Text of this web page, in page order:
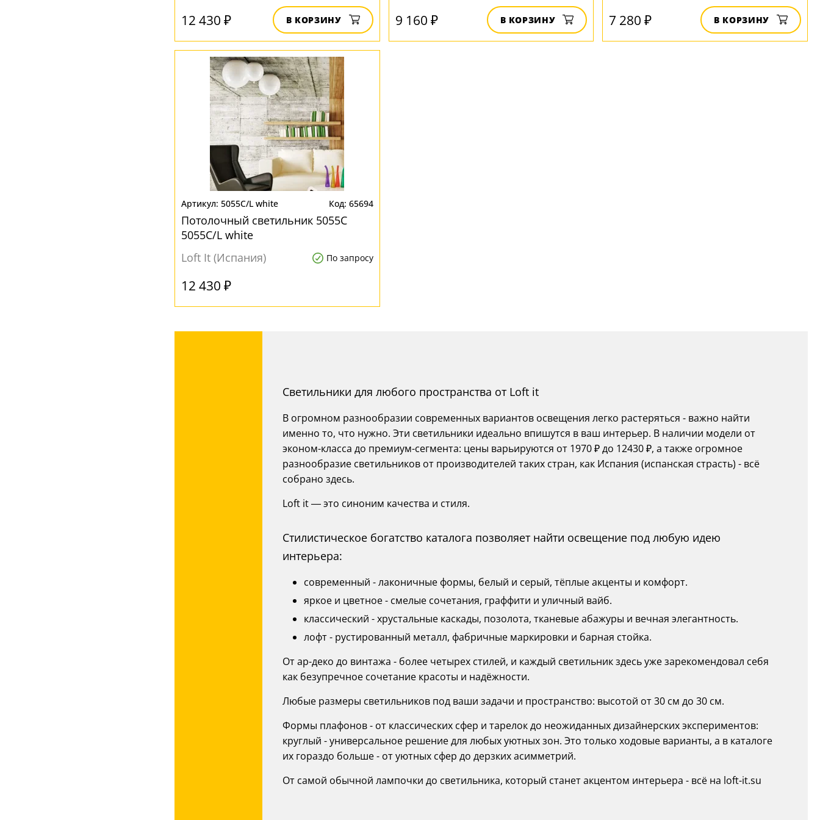
- бесплатно по России
12 430 ₽ В КОРЗИНУ 9 160 ₽ В КОРЗИНУ 7 280 ₽ В КОРЗИНУ
5055C/L white 65694
Потолочный светильник 5055C
5055C/L white
Loft It (Испания)
По запросу
12 430 ₽
Светильники для любого пространства от Loft it
В огромном разнообразии современных вариантов освещения легко растеряться - важно найти
именно то, что нужно. Эти светильники идеально впишутся в ваш интерьер. В наличии модели от
эконом-класса до премиум-сегмента: цены варьируются от 1970 ₽ до 12430 ₽, а также огромное
разнообразие светильников от производителей таких стран, как Испания (испанская страсть) - всё
собрано здесь.
Loft it — это синоним качества и стиля.
Стилистическое богатство каталога позволяет найти освещение под любую идею
интерьера:
современный - лаконичные формы, белый и серый, тёплые акценты и комфорт.
яркое и цветное - смелые сочетания, граффити и уличный вайб.
классический - хрустальные каскады, позолота, тканевые абажуры и вечная элегантность.
лофт - рустированный металл, фабричные маркировки и барная стойка.
От ар-деко до винтажа - более четырех стилей, и каждый светильник здесь уже зарекомендовал себя
как безупречное сочетание красоты и надёжности.
Любые размеры светильников под ваши задачи и пространство: высотой от 30 см до 30 см.
Формы плафонов - от классических сфер и тарелок до неожиданных дизайнерских экспериментов:
круглый - универсальное решение для любых уютных зон. Это только ходовые варианты, а в каталоге
их гораздо больше - от уютных сфер до дерзких асимметрий.
От самой обычной лампочки до светильника, который станет акцентом интерьера - всё на loft-it.su